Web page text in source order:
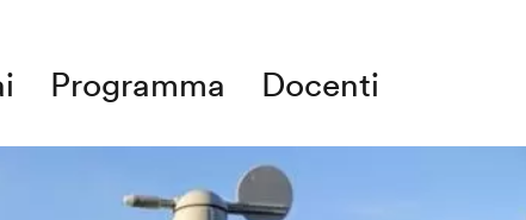
Programma Docenti